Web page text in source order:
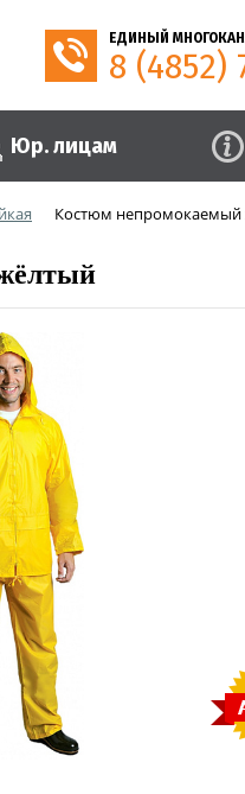
ЕДИНЫЙ
8 (4852)
Юр. лицам
Костюм непромокаемый